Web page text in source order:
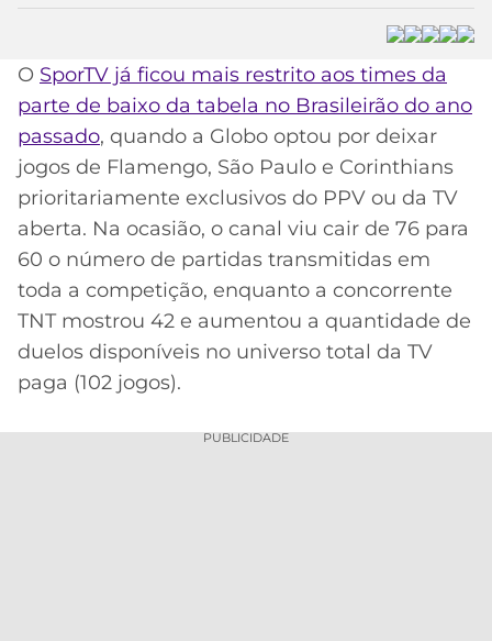
CÓDIGO
DE
INDICAÇÃO
BET365
CÓDIGO
BETANO
MELHORES
APPS
DE
APOSTAS
CORINTHIANS
SÃO
PAULO
SANTOS
FLAMENGO
FLUMINENSE
BOTAFOGO
A
LIBERTADORES
COPA
DO
BRASIL
PREMIER
LEAGUE
COPA
AMERICANA
MERCADO
DA
BOLA
PALPITES
Acesse o perfil do autor
no Twitter
O SporTV já ficou mais restrito aos times da
parte de baixo da tabela no Brasileirão do ano
passado, quando a Globo optou por deixar
jogos de Flamengo, São Paulo e Corinthians
prioritariamente exclusivos do PPV ou da TV
aberta. Na ocasião, o canal viu cair de 76 para
60 o número de partidas transmitidas em
toda a competição, enquanto a concorrente
TNT mostrou 42 e aumentou a quantidade de
duelos disponíveis no universo total da TV
paga (102 jogos).
PUBLICIDADE